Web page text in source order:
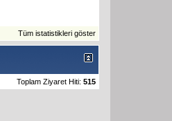
Tüm istatistikleri göster
Toplam Ziyaret Hiti: 515